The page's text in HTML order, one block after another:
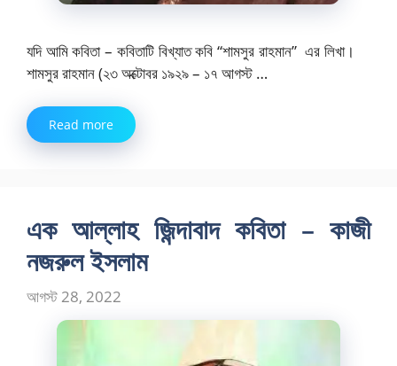
যদি আমি কবিতা – কবিতাটি বিখ্যাত কবি “শামসুর রাহমান” এর লিখা।
শামসুর রাহমান (২৩ অক্টোবর ১৯২৯ – ১৭ আগস্ট …
Read more
এক আল্লাহ জিন্দাবাদ কবিতা – কাজী
নজরুল ইসলাম
আগস্ট 28, 2022